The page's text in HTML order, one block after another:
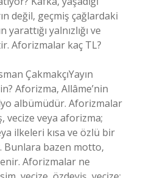
değil, geçmiş çağlardaki
yalnızlığı ve
Aforizmalar kaç TL?
ÇakmakçıYayın
Aforizma, Allâme’nin
albümüdür. Aforizmalar
vecize veya aforizma;
ilkeleri kısa ve özlü bir
Bunlara bazen motto,
Aforizmalar ne